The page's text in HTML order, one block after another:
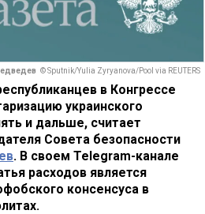
© Sputnik/Yulia Zyryanova/Pool via REUTERS
в Конгрессе
украинского
и дальше, считает
Совета безопасности
. В своем Telegram-канале
расходов является
консенсуса в